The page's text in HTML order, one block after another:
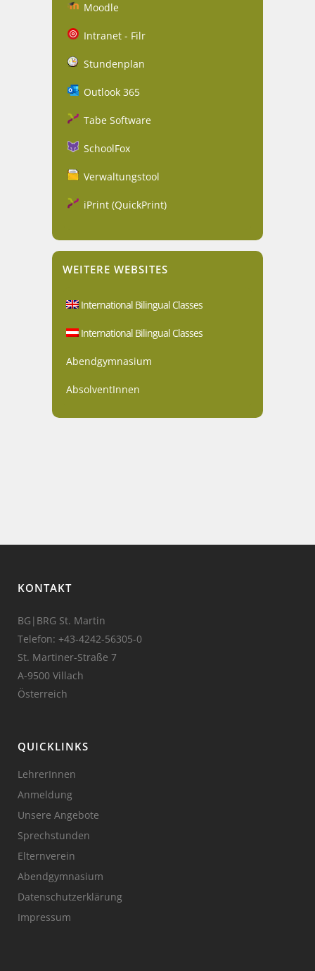
Moodle
Intranet - Filr
Stundenplan
Outlook 365
Tabe Software
SchoolFox
Verwaltungstool
iPrint (QuickPrint)
WEITERE WEBSITES
International Bilingual Classes
International Bilingual Classes
Abendgymnasium
AbsolventInnen
KONTAKT
BG|BRG St. Martin
Telefon: +43-4242-56305-0
St. Martiner-Straße 7
A-9500 Villach
Österreich
QUICKLINKS
LehrerInnen
Anmeldung
Unsere Angebote
Sprechstunden
Elternverein
Abendgymnasium
Datenschutzerklärung
Impressum